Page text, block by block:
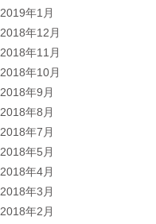
2019年1月
2018年12月
2018年11月
2018年10月
2018年9月
2018年8月
2018年7月
2018年5月
2018年4月
2018年3月
2018年2月